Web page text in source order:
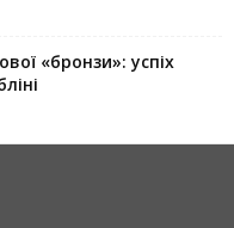
«бронзи»: успіх